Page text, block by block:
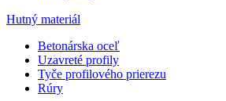
Hutný materiál
Betonárska oceľ
Uzavreté profily
Tyče profilového prierezu
Rúry